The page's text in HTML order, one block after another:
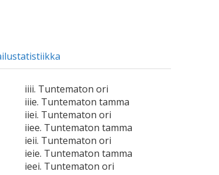
iiii. Tuntematon ori
iiie. Tuntematon tamma
iiei. Tuntematon ori
iiee. Tuntematon tamma
ieii. Tuntematon ori
ieie. Tuntematon tamma
ieei. Tuntematon ori